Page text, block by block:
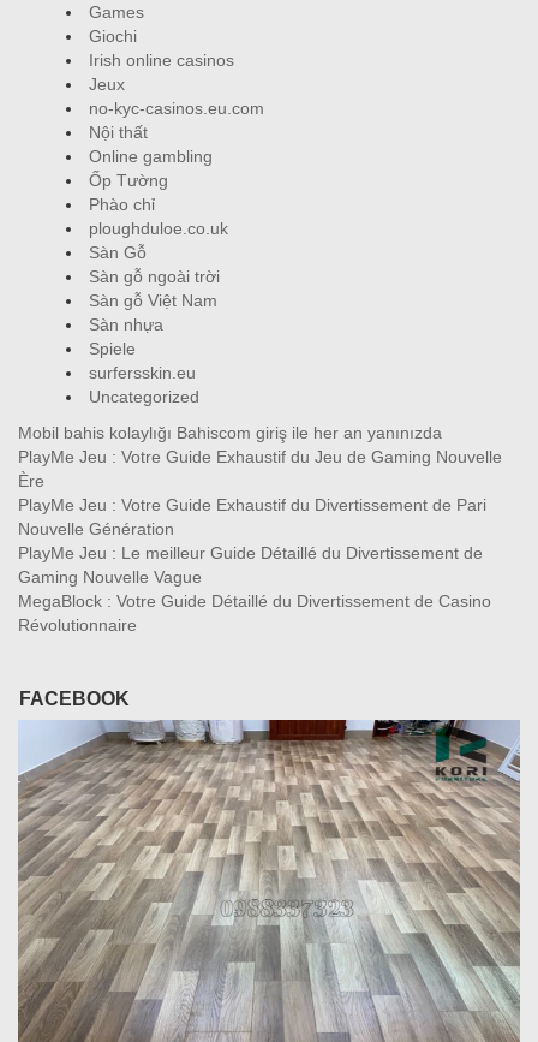
Games
Giochi
Irish online casinos
Jeux
no-kyc-casinos.eu.com
Nội thất
Online gambling
Ốp Tường
Phào chỉ
ploughduloe.co.uk
Sàn Gỗ
Sàn gỗ ngoài trời
Sàn gỗ Việt Nam
Sàn nhựa
Spiele
surfersskin.eu
Uncategorized
Mobil bahis kolaylığı Bahiscom giriş ile her an yanınızda
PlayMe Jeu : Votre Guide Exhaustif du Jeu de Gaming Nouvelle
Ère
PlayMe Jeu : Votre Guide Exhaustif du Divertissement de Pari
Nouvelle Génération
PlayMe Jeu : Le meilleur Guide Détaillé du Divertissement de
Gaming Nouvelle Vague
MegaBlock : Votre Guide Détaillé du Divertissement de Casino
Révolutionnaire
FACEBOOK